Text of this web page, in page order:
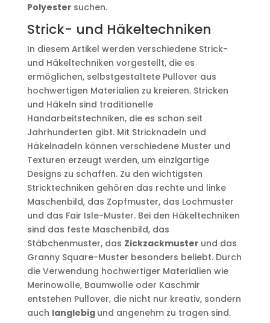
Polyester suchen.
Strick- und Häkeltechniken
In diesem Artikel werden verschiedene Strick-
und Häkeltechniken vorgestellt, die es
ermöglichen, selbstgestaltete Pullover aus
hochwertigen Materialien zu kreieren. Stricken
und Häkeln sind traditionelle
Handarbeitstechniken, die es schon seit
Jahrhunderten gibt. Mit Stricknadeln und
Häkelnadeln können verschiedene Muster und
Texturen erzeugt werden, um einzigartige
Designs zu schaffen. Zu den wichtigsten
Stricktechniken gehören das rechte und linke
Maschenbild, das Zopfmuster, das Lochmuster
und das Fair Isle-Muster. Bei den Häkeltechniken
sind das feste Maschenbild, das
Stäbchenmuster, das Zickzackmuster und das
Granny Square-Muster besonders beliebt. Durch
die Verwendung hochwertiger Materialien wie
Merinowolle, Baumwolle oder Kaschmir
entstehen Pullover, die nicht nur kreativ, sondern
auch langlebig und angenehm zu tragen sind.